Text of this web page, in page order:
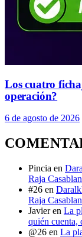
Los cuatro
operación?
6 de agosto de 2026
Pincia en
Raja
#26 en
Raja
Javier en La
quién cuenta,
@26 en La